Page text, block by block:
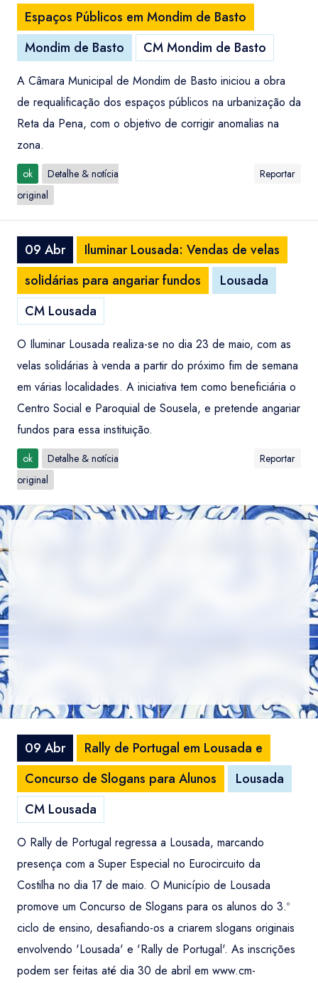
Espaços Públicos em Mondim de Basto
Mondim de Basto
CM Mondim de Basto
A Câmara Municipal de Mondim de Basto iniciou a obra
de requalificação dos espaços públicos na urbanização da
Reta da Pena, com o objetivo de corrigir anomalias na
zona.
ok
Detalhe & notícia
original
Reportar
09 Abr
Iluminar Lousada: Vendas de velas
solidárias para angariar fundos
Lousada
CM Lousada
O Iluminar Lousada realiza-se no dia 23 de maio, com as
velas solidárias à venda a partir do próximo fim de semana
em várias localidades. A iniciativa tem como beneficiária o
Centro Social e Paroquial de Sousela, e pretende angariar
fundos para essa instituição.
ok
Detalhe & notícia
original
Reportar
09 Abr
Rally de Portugal em Lousada e
Concurso de Slogans para Alunos
Lousada
CM Lousada
O Rally de Portugal regressa a Lousada, marcando
presença com a Super Especial no Eurocircuito da
Costilha no dia 17 de maio. O Município de Lousada
promove um Concurso de Slogans para os alunos do 3.º
ciclo de ensino, desafiando-os a criarem slogans originais
envolvendo 'Lousada' e 'Rally de Portugal'. As inscrições
podem ser feitas até dia 30 de abril em www.cm-